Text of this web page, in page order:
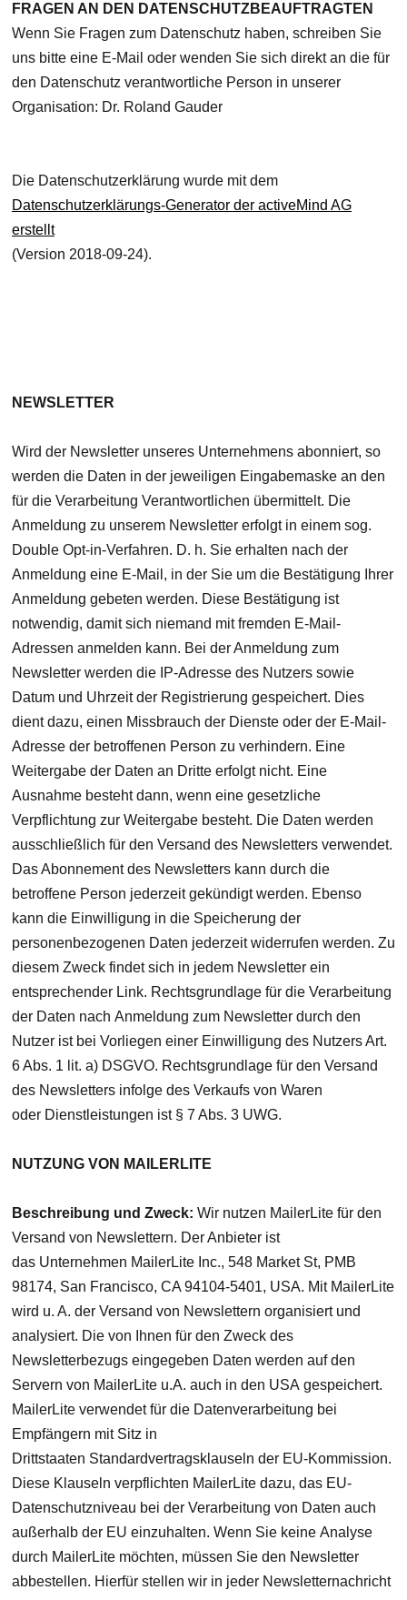
FRAGEN AN DEN DATENSCHUTZBEAUFTRAGTEN
Wenn Sie Fragen zum Datenschutz haben, schreiben Sie
uns bitte eine E-Mail oder wenden Sie sich direkt an die für
den Datenschutz verantwortliche Person in unserer
Organisation: Dr. Roland Gauder
Die Datenschutzerklärung wurde mit dem
Datenschutzerklärungs-Generator der activeMind AG
erstellt
(Version 2018-09-24).
NEWSLETTER
Wird der Newsletter unseres Unternehmens abonniert, so
werden die Daten in der jeweiligen Eingabemaske an den
für die Verarbeitung Verantwortlichen übermittelt. Die
Anmeldung zu unserem Newsletter erfolgt in einem sog.
Double Opt-in-Verfahren. D. h. Sie erhalten nach der
Anmeldung eine E-Mail, in der Sie um die Bestätigung Ihrer
Anmeldung gebeten werden. Diese Bestätigung ist
notwendig, damit sich niemand mit fremden E-Mail-
Adressen anmelden kann. Bei der Anmeldung zum
Newsletter werden die IP-Adresse des Nutzers sowie
Datum und Uhrzeit der Registrierung gespeichert. Dies
dient dazu, einen Missbrauch der Dienste oder der E-Mail-
Adresse der betroffenen Person zu verhindern. Eine
Weitergabe der Daten an Dritte erfolgt nicht. Eine
Ausnahme besteht dann, wenn eine gesetzliche
Verpflichtung zur Weitergabe besteht. Die Daten werden
ausschließlich für den Versand des Newsletters verwendet.
Das Abonnement des Newsletters kann durch die
betroffene Person jederzeit gekündigt werden. Ebenso
kann die Einwilligung in die Speicherung der
personenbezogenen Daten jederzeit widerrufen werden. Zu
diesem Zweck findet sich in jedem Newsletter ein
entsprechender Link. Rechtsgrundlage für die Verarbeitung
der Daten nach Anmeldung zum Newsletter durch den
Nutzer ist bei Vorliegen einer Einwilligung des Nutzers Art.
6 Abs. 1 lit. a) DSGVO. Rechtsgrundlage für den Versand
des Newsletters infolge des Verkaufs von Waren
oder Dienstleistungen ist § 7 Abs. 3 UWG.
NUTZUNG VON MAILERLITE
Beschreibung und Zweck: Wir nutzen MailerLite für den
Versand von Newslettern. Der Anbieter ist
das Unternehmen MailerLite Inc., 548 Market St, PMB
98174, San Francisco, CA 94104-5401, USA. Mit MailerLite
wird u. A. der Versand von Newslettern organisiert und
analysiert. Die von Ihnen für den Zweck des
Newsletterbezugs eingegeben Daten werden auf den
Servern von MailerLite u.A. auch in den USA gespeichert.
MailerLite verwendet für die Datenverarbeitung bei
Empfängern mit Sitz in
Drittstaaten Standardvertragsklauseln der EU-Kommission.
Diese Klauseln verpflichten MailerLite dazu, das EU-
Datenschutzniveau bei der Verarbeitung von Daten auch
außerhalb der EU einzuhalten. Wenn Sie keine Analyse
durch MailerLite möchten, müssen Sie den Newsletter
abbestellen. Hierfür stellen wir in jeder Newsletternachricht